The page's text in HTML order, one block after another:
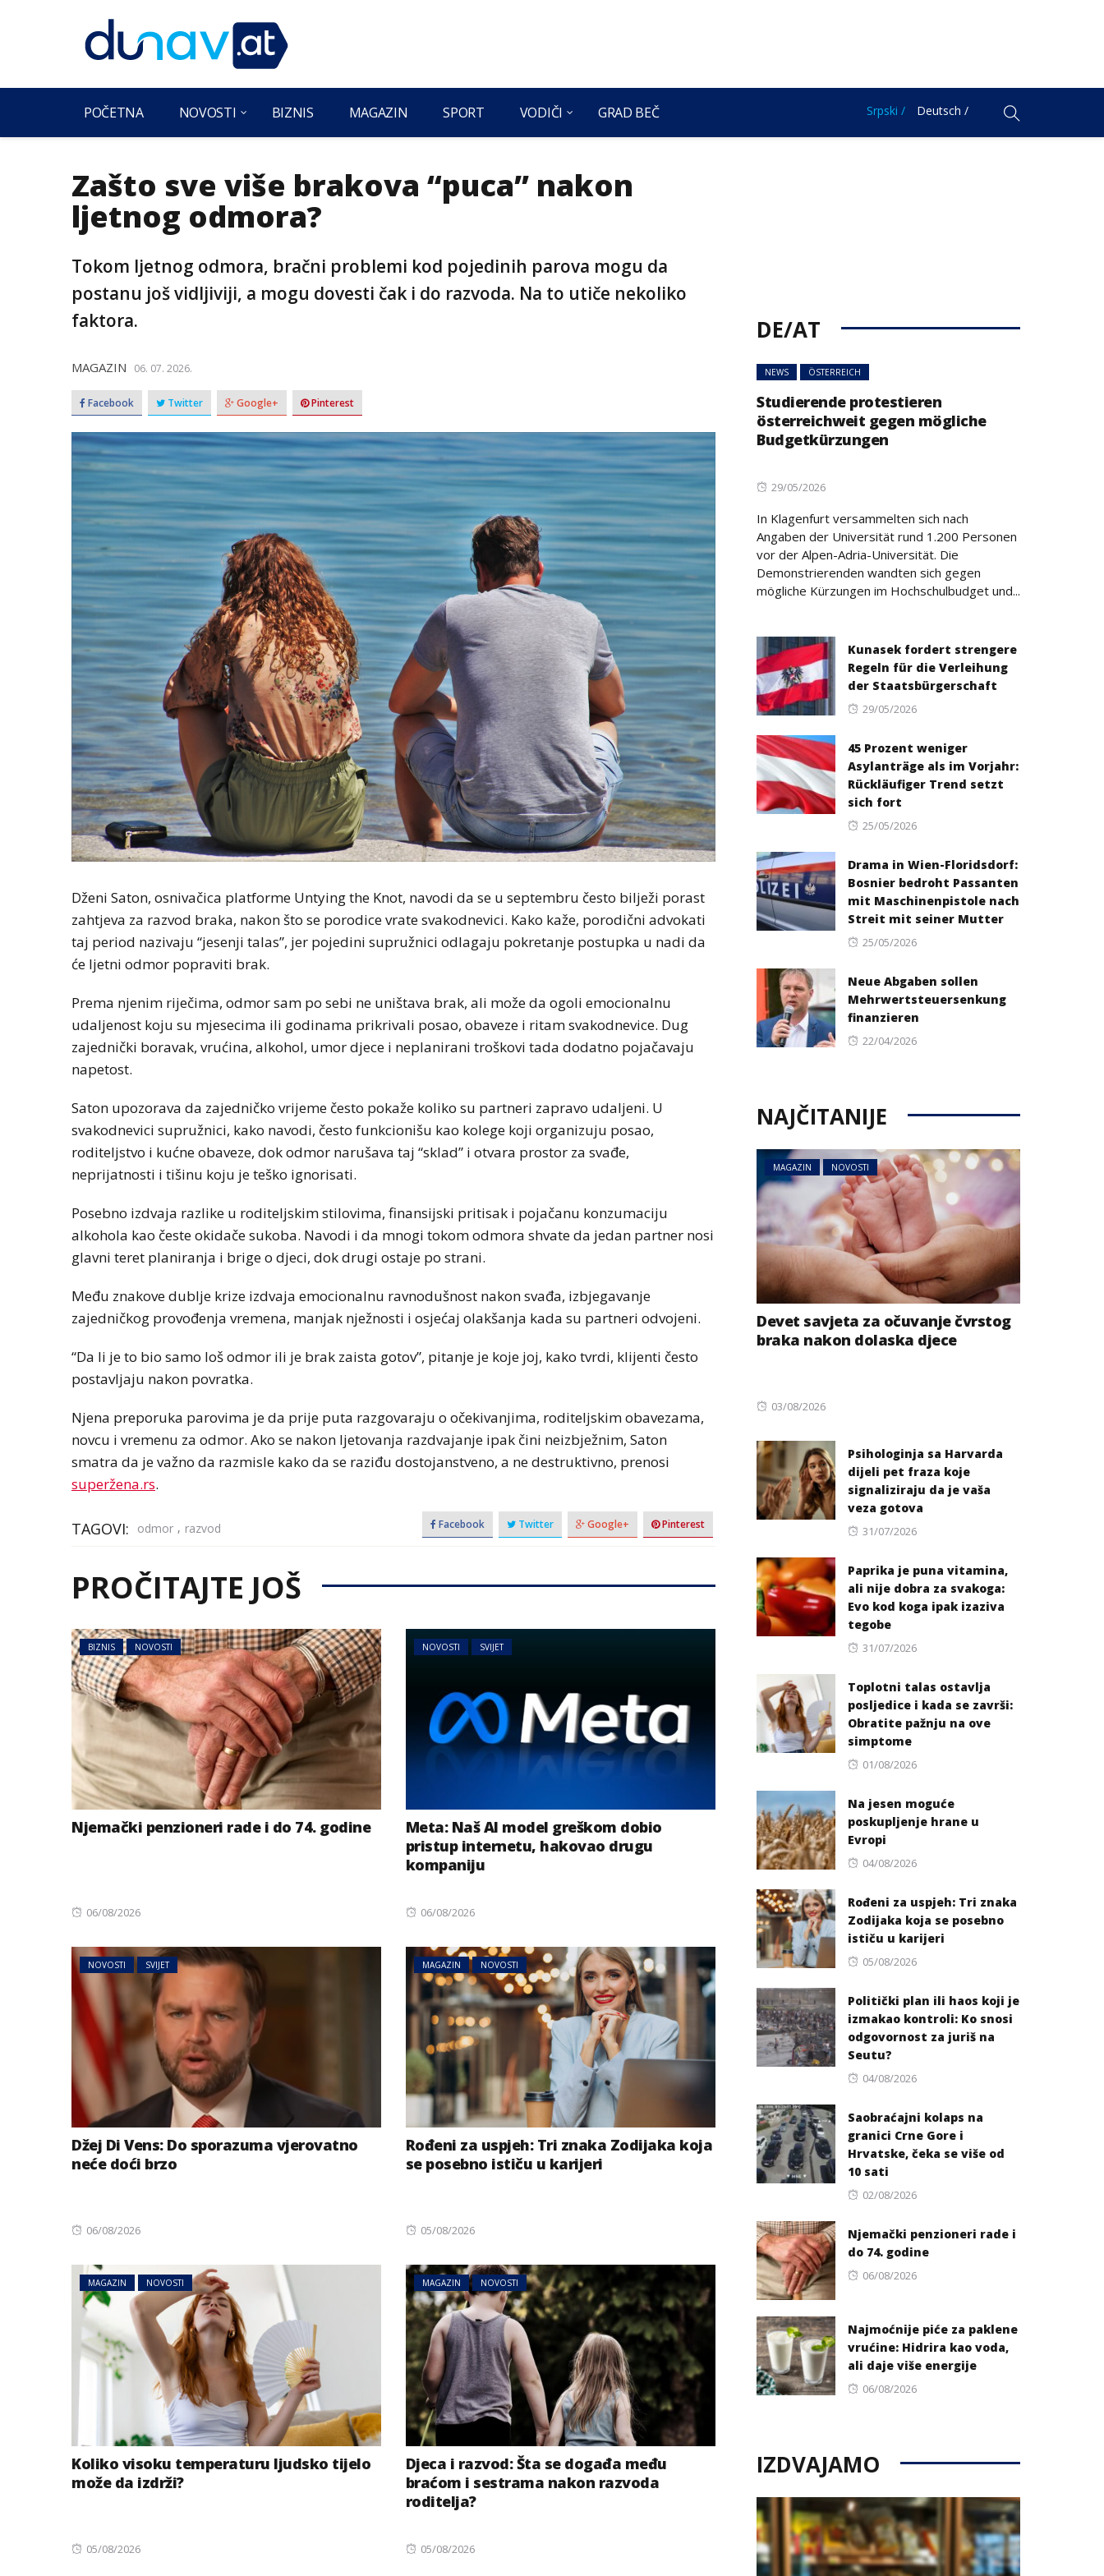
POČETNA NOVOSTI BIZNIS MAGAZIN SPORT VODIČI GRAD BEČ Srpski / Deutsch /
Zašto sve više brakova “puca” nakon
ljetnog odmora?
Tokom ljetnog odmora, bračni problemi kod pojedinih parova mogu da
postanu još vidljiviji, a mogu dovesti čak i do razvoda. Na to utiče nekoliko
faktora.
MAGAZIN 06. 07. 2026.
Facebook Twitter Google+ Pinterest
Dženi Saton, osnivačica platforme Untying the Knot, navodi da se u septembru često bilježi porast
zahtjeva za razvod braka, nakon što se porodice vrate svakodnevici. Kako kaže, porodični advokati
taj period nazivaju “jesenji talas”, jer pojedini supružnici odlagaju pokretanje postupka u nadi da
će ljetni odmor popraviti brak.
Prema njenim riječima, odmor sam po sebi ne uništava brak, ali može da ogoli emocionalnu
udaljenost koju su mjesecima ili godinama prikrivali posao, obaveze i ritam svakodnevice. Dug
zajednički boravak, vrućina, alkohol, umor djece i neplanirani troškovi tada dodatno pojačavaju
napetost.
Saton upozorava da zajedničko vrijeme često pokaže koliko su partneri zapravo udaljeni. U
svakodnevici supružnici, kako navodi, često funkcionišu kao kolege koji organizuju posao,
roditeljstvo i kućne obaveze, dok odmor narušava taj “sklad” i otvara prostor za svađe,
neprijatnosti i tišinu koju je teško ignorisati.
Posebno izdvaja razlike u roditeljskim stilovima, finansijski pritisak i pojačanu konzumaciju
alkohola kao česte okidače sukoba. Navodi i da mnogi tokom odmora shvate da jedan partner nosi
glavni teret planiranja i brige o djeci, dok drugi ostaje po strani.
Među znakove dublje krize izdvaja emocionalnu ravnodušnost nakon svađa, izbjegavanje
zajedničkog provođenja vremena, manjak nježnosti i osjećaj olakšanja kada su partneri odvojeni.
“Da li je to bio samo loš odmor ili je brak zaista gotov”, pitanje je koje joj, kako tvrdi, klijenti često
postavljaju nakon povratka.
Njena preporuka parovima je da prije puta razgovaraju o očekivanjima, roditeljskim obavezama,
novcu i vremenu za odmor. Ako se nakon ljetovanja razdvajanje ipak čini neizbježnim, Saton
smatra da je važno da razmisle kako da se raziđu dostojanstveno, a ne destruktivno, prenosi
superžena.rs.
TAGOVI: odmor , razvod Facebook Twitter Google+ Pinterest
PROČITAJTE JOŠ
BIZNIS NOVOSTI
Njemački penzioneri rade i do 74. godine
Posted
06/08/2026
NOVOSTI SVIJET
Meta: Naš AI model greškom dobio
pristup internetu, hakovao drugu
kompaniju
Posted
06/08/2026
NOVOSTI SVIJET
Džej Di Vens: Do sporazuma vjerovatno
neće doći brzo
Posted
06/08/2026
MAGAZIN NOVOSTI
Rođeni za uspjeh: Tri znaka Zodijaka koja
se posebno ističu u karijeri
Posted
05/08/2026
MAGAZIN NOVOSTI
Koliko visoku temperaturu ljudsko tijelo
može da izdrži?
Posted
05/08/2026
MAGAZIN NOVOSTI
Djeca i razvod: Šta se događa među
braćom i sestrama nakon razvoda
roditelja?
Posted
05/08/2026
DE/AT
NEWS ÖSTERREICH
Studierende protestieren
österreichweit gegen mögliche
Budgetkürzungen
Posted
29/05/2026
In Klagenfurt versammelten sich nach
Angaben der Universität rund 1.200 Personen
vor der Alpen-Adria-Universität. Die
Demonstrierenden wandten sich gegen
mögliche Kürzungen im Hochschulbudget und...
Kunasek fordert strengere
Regeln für die Verleihung
der Staatsbürgerschaft
Posted
29/05/2026
45 Prozent weniger
Asylanträge als im Vorjahr:
Rückläufiger Trend setzt
sich fort
Posted
25/05/2026
Drama in Wien-Floridsdorf:
Bosnier bedroht Passanten
mit Maschinenpistole nach
Streit mit seiner Mutter
Posted
25/05/2026
Neue Abgaben sollen
Mehrwertsteuersenkung
finanzieren
Posted
22/04/2026
NAJČITANIJE
MAGAZIN NOVOSTI
Devet savjeta za očuvanje čvrstog
braka nakon dolaska djece
Posted
03/08/2026
Psihologinja sa Harvarda
dijeli pet fraza koje
signaliziraju da je vaša
veza gotova
Posted
31/07/2026
Paprika je puna vitamina,
ali nije dobra za svakoga:
Evo kod koga ipak izaziva
tegobe
Posted
31/07/2026
Toplotni talas ostavlja
posljedice i kada se završi:
Obratite pažnju na ove
simptome
Posted
01/08/2026
Na jesen moguće
poskupljenje hrane u
Evropi
Posted
04/08/2026
Rođeni za uspjeh: Tri znaka
Zodijaka koja se posebno
ističu u karijeri
Posted
05/08/2026
Politički plan ili haos koji je
izmakao kontroli: Ko snosi
odgovornost za juriš na
Seutu?
Posted
04/08/2026
Saobraćajni kolaps na
granici Crne Gore i
Hrvatske, čeka se više od
10 sati
Posted
02/08/2026
Njemački penzioneri rade i
do 74. godine
Posted
06/08/2026
Najmoćnije piće za paklene
vrućine: Hidrira kao voda,
ali daje više energije
Posted
06/08/2026
IZDVAJAMO